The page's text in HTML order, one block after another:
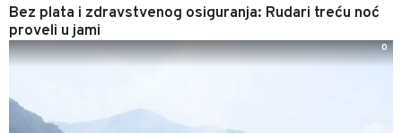
Bez plata i zdravstvenog osiguranja: Rudari treću noć
proveli u jami
0